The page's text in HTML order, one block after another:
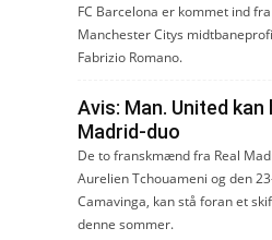
FC Barcelona er kommet ind
Manchester Citys
Fabrizio Romano.
Avis: Man. United kan
Madrid-duo
De to franskmænd fra Real
Aurelien Tchouameni og den
Camavinga, kan stå foran et
denne sommer.